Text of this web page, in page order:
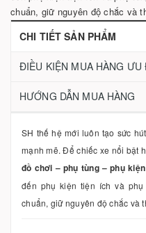
chuẩn, giữ nguyên độ chắc và
CHI TIẾT SẢN PHẨM
ĐIỀU KIỆN MUA HÀNG ƯU
HƯỚNG DẪN MUA HÀNG
SH thế hệ mới luôn tạo sức
mạnh mẽ. Để chiếc xe nổi bật
đồ chơi – phụ tùng – phụ
đến phụ kiện tiện ích và
chuẩn, giữ nguyên độ chắc và